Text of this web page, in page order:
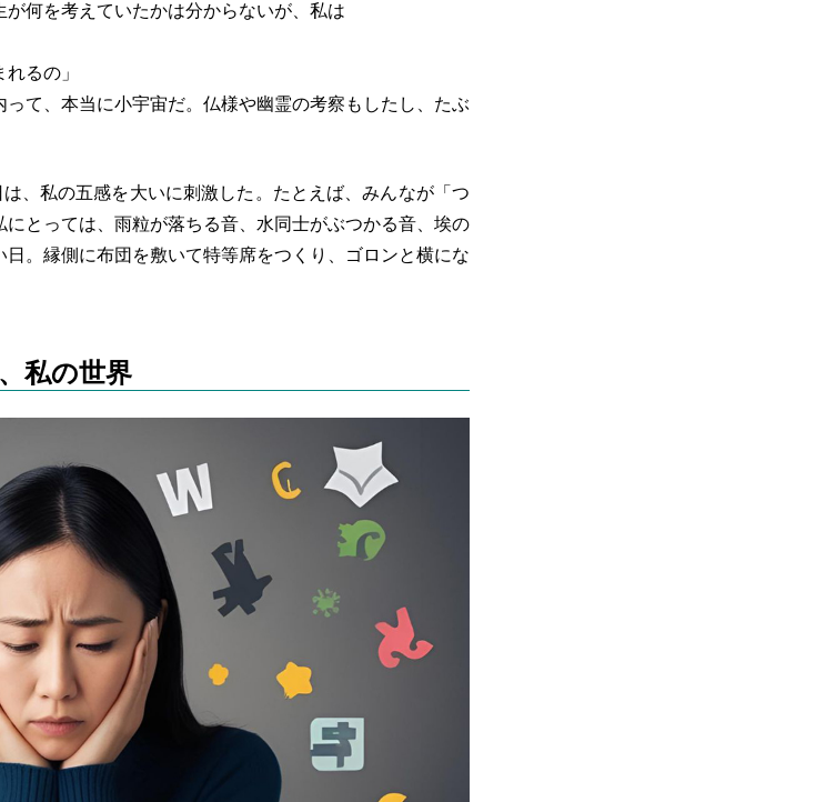
何を考えていたかは分からないが、私は
るの」
て、本当に小宇宙だ。仏様や幽霊の考察もしたし、たぶ
、私の五感を大いに刺激した。たとえば、みんなが「つ
とっては、雨粒が落ちる音、水同士がぶつかる音、埃の
。縁側に布団を敷いて特等席をつくり、ゴロンと横にな
私の世界